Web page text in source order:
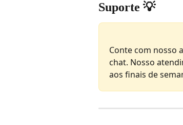
Suporte 💡
Conte com nosso
chat. Nosso
aos finais de